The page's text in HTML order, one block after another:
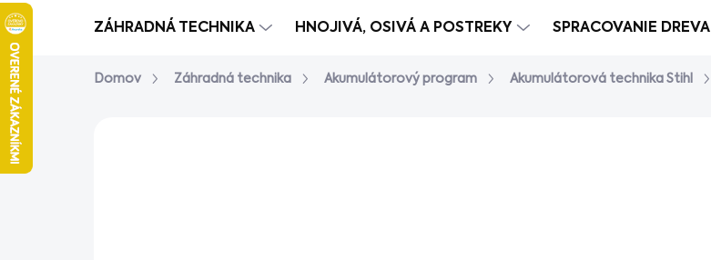
ZÁHRADNÁ TECHNIKA HNOJIVÁ, OSIVÁ A POSTREKY SPRACOVANIE DREVA
Domov Záhradná technika Akumulátorový program Akumulátorová technika Stihl